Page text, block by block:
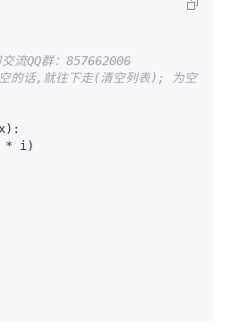
流QQ群：857662006
的话,就往下走(清空列表); 为空